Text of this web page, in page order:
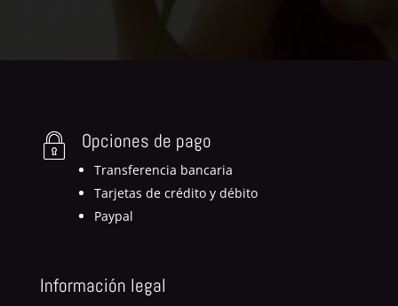
Opciones de pago
Transferencia bancaria
Tarjetas de crédito y débito
Paypal
Información legal